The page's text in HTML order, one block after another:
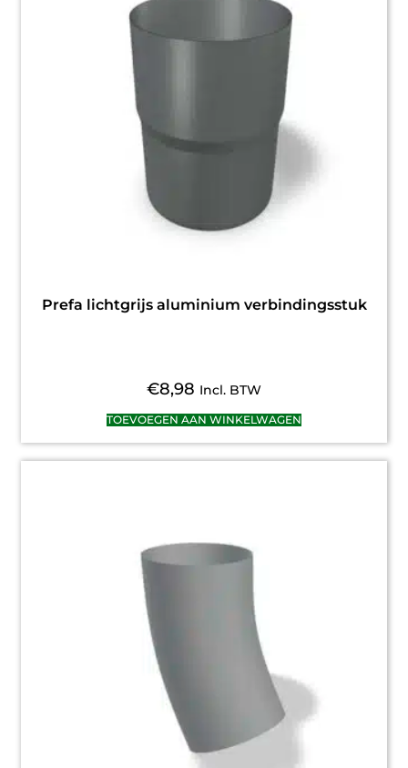
Prefa lichtgrijs aluminium verbindingsstuk
€8,98 Incl. BTW
TOEVOEGEN AAN WINKELWAGEN